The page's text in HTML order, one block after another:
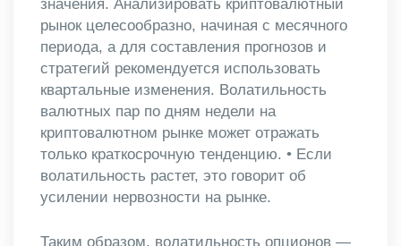
значения. Анализировать криптовалютный
рынок целесообразно, начиная с месячного
периода, а для составления прогнозов и
стратегий рекомендуется использовать
квартальные изменения. Волатильность
валютных пар по дням недели на
криптовалютном рынке может отражать
только краткосрочную тенденцию. • Если
волатильность растет, это говорит об
усилении нервозности на рынке.
Таким образом, волатильность опционов —